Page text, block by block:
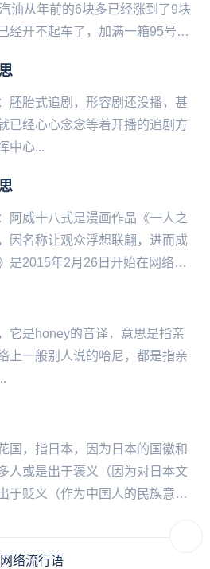
油从年前的6块多已经涨到了9块
经开不起车了，加满一箱95号汽
胚胎式追剧，形容剧还没播，甚
已经心心念念等着开播的追剧方
中心...
阿威十八式是漫画作品《一人之
因名称让观众浮想联翩，进而成
是2015年2月26日开始在网络平
它是honey的音译，意思是指亲
上一般别人说的哈尼，都是指亲
国，指日本，因为日本的国徽和
人或是出于褒义（因为对日本文
于贬义（作为中国人的民族意‌‌‌‌‌‌‌‌‌‌识
网络流行语